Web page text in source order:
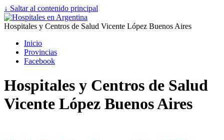
↓ Saltar al contenido principal
Hospitales y Centros de Salud Vicente López Buenos Aires
Inicio
Provincias
Facebook
Hospitales y Centros de Salud
Vicente López Buenos Aires